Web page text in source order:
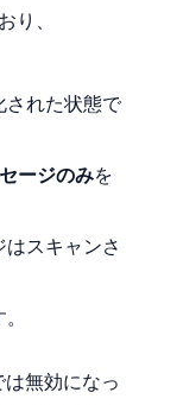
り、
された状態で
ージのみを
スキャンさ
無効になっ